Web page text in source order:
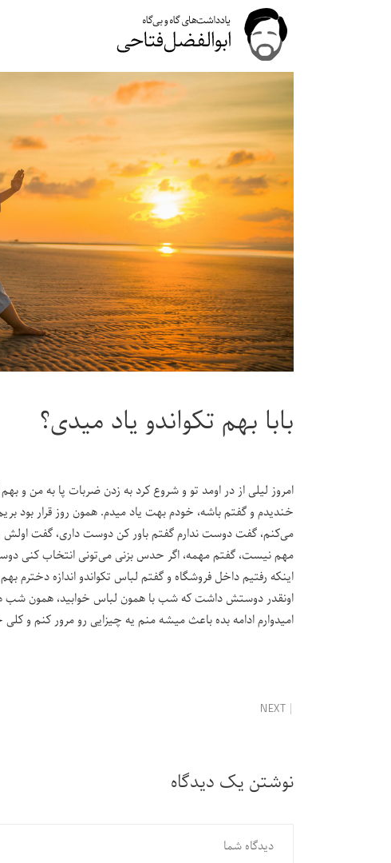
بابا بهم تکواندو یاد میدی؟
امروز لیلی از در اومد تو و شروع کرد به زدن ضربات پا به من و
خندیدم و گفتم باشه، خودم بهت یاد میدم. همون روز قرار بود
می‌کنم، گفت دوست ندارم گفتم باور کن دوست داری، گفت
مهم نیست، گفتم مهمه، اگر حدس بزنی می‌تونی انتخاب کنی
اینکه رفتیم داخل فروشگاه و گفتم لباس تکواندو اندازه
اونقدر دوستش داشت که شب با همون لباس خوابید، همون شب هم
امیدوارم ادامه بده باعث میشه منم یه چیزایی رو مرور کنم و
NEXT
نوشتن یک دیدگاه